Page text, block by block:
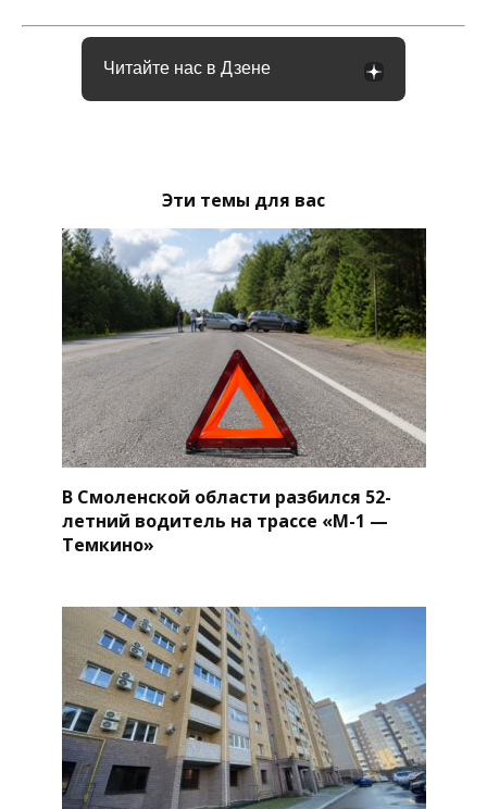
Читайте нас в Дзене
Эти темы для вас
В Смоленской области разбился 52-
летний водитель на трассе «М-1 —
Темкино»